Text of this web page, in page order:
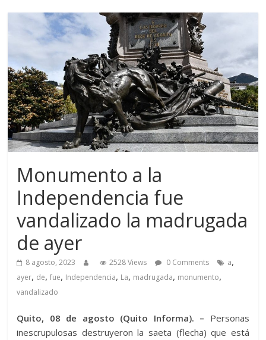
Monumento a la
Independencia fue
vandalizado la madrugada
de ayer
8 agosto, 2023 2528 Views 0 Comments a,
ayer, de,fue, Independencia, La, madrugada, monumento,
vandalizado
Quito, 08 de agosto (Quito Informa). – Personas
inescrupulosas destruyeron la saeta (flecha) que está